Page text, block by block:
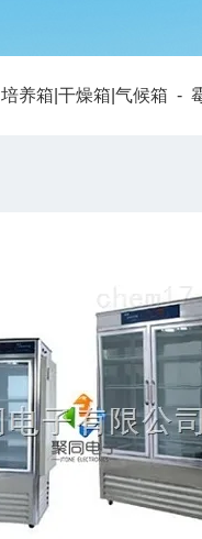
培养箱|干燥箱|气候箱 -